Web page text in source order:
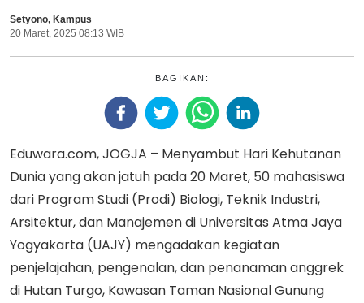
Setyono, Kampus
20 Maret, 2025 08:13 WIB
BAGIKAN:
Eduwara.com, JOGJA – Menyambut Hari Kehutanan
Dunia yang akan jatuh pada 20 Maret, 50 mahasiswa
dari Program Studi (Prodi) Biologi, Teknik Industri,
Arsitektur, dan Manajemen di Universitas Atma Jaya
Yogyakarta (UAJY) mengadakan kegiatan
penjelajahan, pengenalan, dan penanaman anggrek
di Hutan Turgo, Kawasan Taman Nasional Gunung